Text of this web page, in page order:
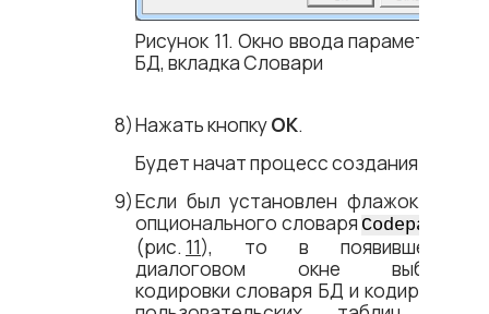
Рисунок 11. Окно ввода параметров
БД, вкладка Словари
Нажать кнопкуОК.
Будет начат процесс создания БД.
Если был установлен флажок для
опционального словаря Codepages
(рис. 11), то в появившемся
диалоговом окне выбора
кодировки словаря БД и кодировки